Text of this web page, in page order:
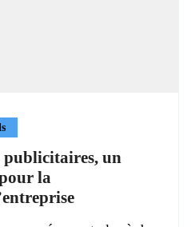
publicitaires, un
la